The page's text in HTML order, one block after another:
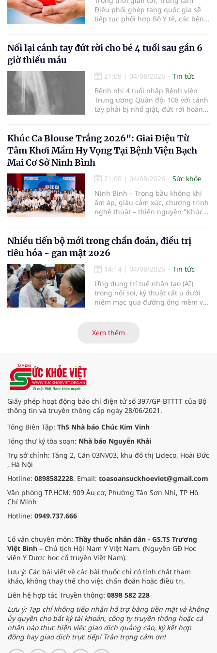
Điều phối ghép tạng quốc gia sẽ
tiếp tục phối hợp Bộ Y tế, các bệnh
cường truyền thông, hoàn thiện
quy trình chuyên môn và hệ thống
hiến và ghép mô tạng.
Nối lại cánh tay đứt rời cho bé 4 tuổi sau gần 6
giờ thiếu máu
21:09 | 04/08/2026
Tin tức
Bệnh nhi 4 tuổi nhập Bệnh viện
Trung ương Quân đội 108 với cánh
tay phải bị nhổ giật, đứt rời hoàn
thương nặng và thời gian thiếu
máu kéo dài, các bác sĩ đã tái lập
tuần hoàn thành công sau ca vi
phẫu kéo dài 3 giờ.
Khúc Ca Blouse Trắng 2026": Giai Điệu Từ
Tâm Khơi Mầm Hy Vọng Tại Bệnh Viện Bạch
Mai Cơ Sở Ninh Bình
21:00 | 04/08/2026
Sức khỏe
Ninh Bình – Trong bầu không khí
ấm áp, giàu cảm xúc, chương trình
nghệ thuật – thiện nguyện "Khúc
điểm dừng chân đầu tiên tại Bệnh
viện Bạch Mai cơ sở Ninh Bình.
Nhiều tiến bộ mới trong chẩn đoán, điều trị
tiêu hóa - gan mật 2026
14:14 | 04/08/2026
Tin tức
Ứng dụng trí tuệ nhân tạo (AI)
trong nội soi, kỹ thuật cắt u dưới
niêm mạc qua đường ống mềm và
là những nội dung trọng tâm được
báo cáo tại Hội thảo khoa học cập
Xem thêm
Giấy phép hoạt động báo chí điện tử số 397/GP-BTTTT của Bộ
thông tin và truyền thông cấp ngày 28/06/2021.
Tổng Biên Tập: ThS Nhà báo Chúc Kim Vinh
Tổng thư ký tòa soạn: Nhà báo Nguyễn Khải
Trụ sở chính: Tầng 2, Căn 03NV03, khu đô thị Lideco, Hoài Đức
, Hà Nội
Hotline: 0898582228. Email: toasoansuckhoeviet@gmail.com
Văn phòng TP.HCM: 909 Âu cơ, Phường Tân Sơn Nhì, TP Hồ
Chí Minh
Hotline: 0949.737.666
Cố vấn chuyên môn: Thầy thuốc nhân dân - GS.TS Trương
Việt Bình – Chủ tịch Hội Nam Y Việt Nam. (Nguyên GĐ Học
viện Y Dược học cổ truyền Việt Nam).
Lưu ý: Các bài viết về các bài thuốc chỉ có tính chất tham
khảo, không thay thế cho việc chẩn đoán hoặc điều trị.
Liên hệ hợp tác Truyền thông: 0898 582 228
Lưu ý: Tạp chí không tiếp nhận hỗ trợ bằng tiền mặt và không
ủy quyền cho bất kỳ tài khoản, công ty truyền thông hoặc cá
nhân nào thực hiện việc giao dịch quảng cáo, ký kết hợp
đồng hay giao dịch trực tiếp! Trân trọng cảm ơn!